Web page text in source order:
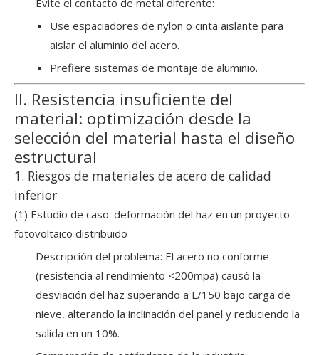
Evite el contacto de metal diferente:
Use espaciadores de nylon o cinta aislante para
aislar el aluminio del acero.
Prefiere sistemas de montaje de aluminio.
II. Resistencia insuficiente del
material: optimización desde la
selección del material hasta el diseño
estructural
1. Riesgos de materiales de acero de calidad
inferior
(1) Estudio de caso: deformación del haz en un proyecto
fotovoltaico distribuido
Descripción del problema: El acero no conforme
(resistencia al rendimiento <200mpa) causó la
desviación del haz superando a L/150 bajo carga de
nieve, alterando la inclinación del panel y reduciendo la
salida en un 10%.